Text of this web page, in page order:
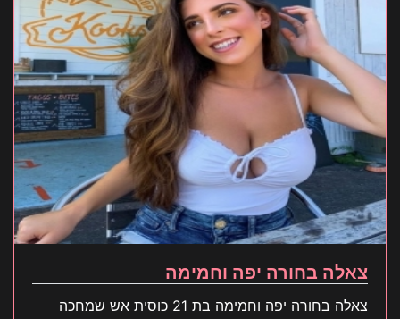
צאלה בחורה יפה וחמימה
צאלה בחורה יפה וחמימה בת 21 כוסית אש שמחכה